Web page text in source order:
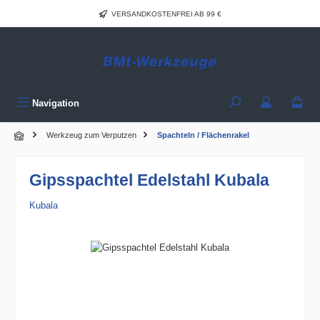
Zum Hauptinhalt springenVERSANDKOSTENFREI AB 99 €
Navigation
Werkzeug zum Verputzen Spachteln / Flächenrakel
Gipsspachtel Edelstahl Kubala
Kubala
Bildergalerie überspringen